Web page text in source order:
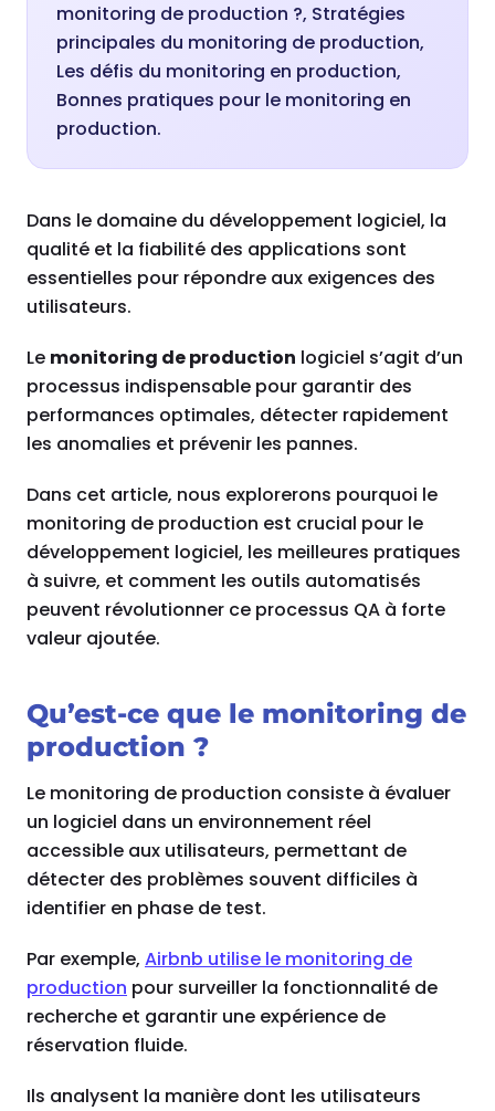
monitoring de production ?, Stratégies
principales du monitoring de production,
Les défis du monitoring en production,
Bonnes pratiques pour le monitoring en
production.
Dans le domaine du développement logiciel, la
qualité et la fiabilité des applications sont
essentielles pour répondre aux exigences des
utilisateurs.
Le monitoring de production logiciel s’agit d’un
processus indispensable pour garantir des
performances optimales, détecter rapidement
les anomalies et prévenir les pannes.
Dans cet article, nous explorerons pourquoi le
monitoring de production est crucial pour le
développement logiciel, les meilleures pratiques
à suivre, et comment les outils automatisés
peuvent révolutionner ce processus QA à forte
valeur ajoutée.
Qu’est-ce que le monitoring de
production ?
Le monitoring de production consiste à évaluer
un logiciel dans un environnement réel
accessible aux utilisateurs, permettant de
détecter des problèmes souvent difficiles à
identifier en phase de test.
Par exemple, Airbnb utilise le monitoring de
production pour surveiller la fonctionnalité de
recherche et garantir une expérience de
réservation fluide.
Ils analysent la manière dont les utilisateurs